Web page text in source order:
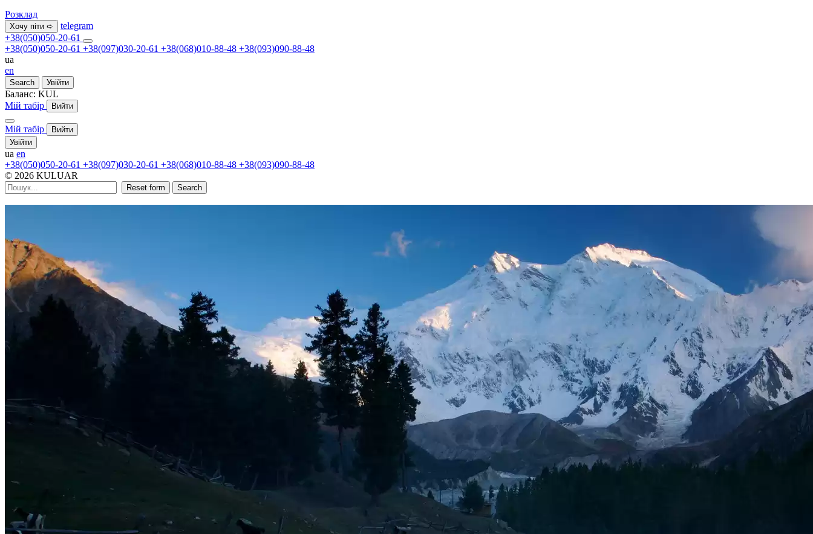
Розклад
Хочу піти ➪
telegram
+38(050)050-20-61
+38(050)050-20-61 +38(097)030-20-61 +38(068)010-88-48 +38(093)090-88-48
ua
en
Search Увійти
Баланс: KUL
Мій табір
Вийти
Мій табір
Вийти
Увійти
ua en
+38(050)050-20-61 +38(097)030-20-61 +38(068)010-88-48 +38(093)090-88-48
© 2026 KULUAR
Reset form Search